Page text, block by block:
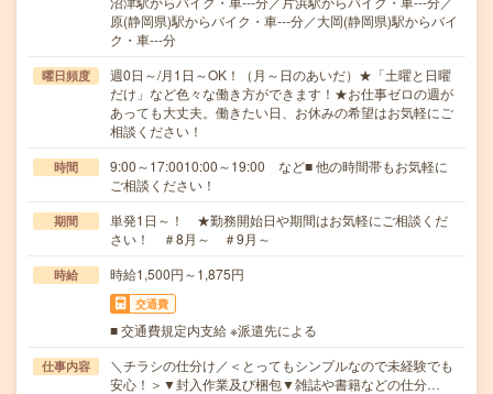
原(静岡県)駅からバイク・車---分／大岡(静岡県)駅からバイ
ク・車---分
曜日頻度
週0日～/月1日～OK！（月～日のあいだ）★「土曜と日曜
だけ」など色々な働き方ができます！★お仕事ゼロの週が
あっても大丈夫。働きたい日、お休みの希望はお気軽にご
相談ください！
時間
9:00～17:0010:00～19:00 など■ 他の時間帯もお気軽に
ご相談ください！
期間
単発1日～！ ★勤務開始日や期間はお気軽にご相談くだ
さい！ ＃8月～ ＃9月～
時給 時給1,500円～1,875円
交通費
■ 交通費規定内支給 ※派遣先による
仕事内容
＼チラシの仕分け／＜とってもシンプルなので未経験でも
安心！＞▼封入作業及び梱包▼雑誌や書籍などの仕分…